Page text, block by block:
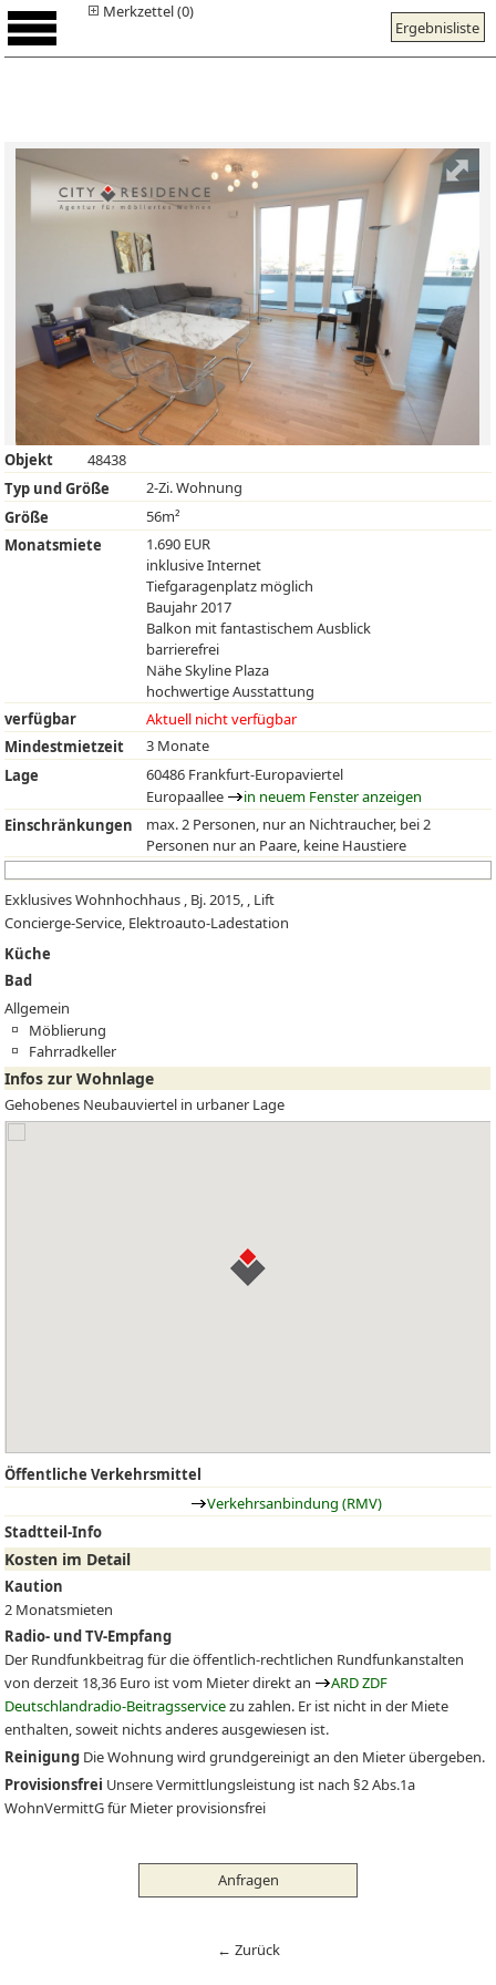
Ergebnisliste
Merkzettel (0)
Objekt
48438
Typ und Größe
2-Zi. Wohnung
Größe
56m²
Monatsmiete
1.690 EUR
inklusive Internet
Tiefgaragenplatz möglich
Baujahr 2017
Balkon mit fantastischem Ausblick
barrierefrei
Nähe Skyline Plaza
hochwertige Ausstattung
verfügbar
Aktuell nicht verfügbar
Mindestmietzeit
3 Monate
Lage
60486 Frankfurt-Europaviertel
Europaallee
in neuem Fenster anzeigen
Einschränkungen
max. 2 Personen, nur an Nichtraucher, bei 2
Personen nur an Paare, keine Haustiere
Exklusives Wohnhochhaus , Bj. 2015, , Lift
Concierge-Service, Elektroauto-Ladestation
Küche
Bad
Allgemein
Möblierung
Fahrradkeller
Infos zur Wohnlage
Gehobenes Neubauviertel in urbaner Lage
Öffentliche Verkehrsmittel
Verkehrsanbindung (RMV)
Stadtteil-Info
Kosten im Detail
Kaution
2 Monatsmieten
Radio- und TV-Empfang
Der Rundfunkbeitrag für die öffentlich-rechtlichen Rundfunkanstalten
von derzeit 18,36 Euro ist vom Mieter direkt an
ARD ZDF
Deutschlandradio-Beitragsservicezu zahlen. Er ist nicht in der Miete
enthalten, soweit nichts anderes ausgewiesen ist.
Reinigung Die Wohnung wird grundgereinigt an den Mieter übergeben.
Provisionsfrei Unsere Vermittlungsleistung ist nach §2 Abs.1a
WohnVermittG für Mieter provisionsfrei
Anfragen
← Zurück